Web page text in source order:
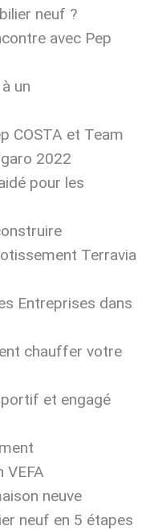
neuf ?
avec Pep
un
COSTA et Team
2022
pour les
Terravia
Entreprises dans
chauffer votre
et engagé
VEFA
neuve
neuf en 5 étapes